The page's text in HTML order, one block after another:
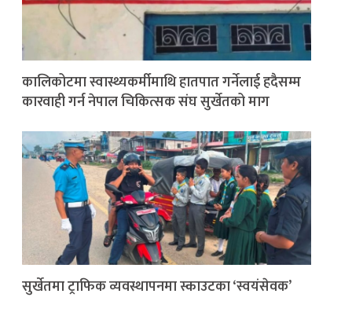
कालिकोटमा स्वास्थ्यकर्मीमाथि हातपात गर्नेलाई हदैसम्म
कारवाही गर्न नेपाल चिकित्सक संघ सुर्खेतको माग
सुर्खेतमा ट्राफिक व्यवस्थापनमा स्काउटका ‘स्वयंसेवक’